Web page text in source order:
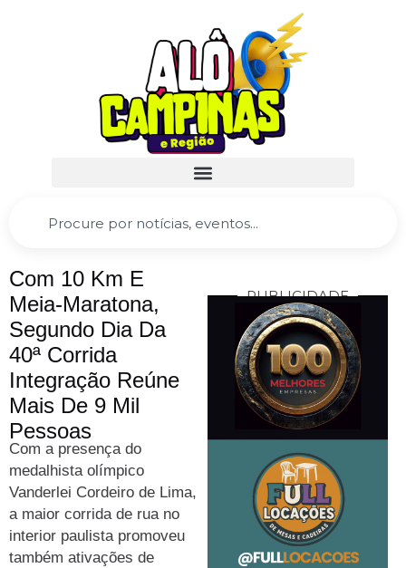
Com 10 Km E
Meia-Maratona,
Segundo Dia Da
40ª Corrida
Integração Reúne
Mais De 9 Mil
Pessoas
Com a presença do
medalhista olímpico
Vanderlei Cordeiro de Lima,
a maior corrida de rua no
interior paulista promoveu
também ativações de
PUBLICIDADE